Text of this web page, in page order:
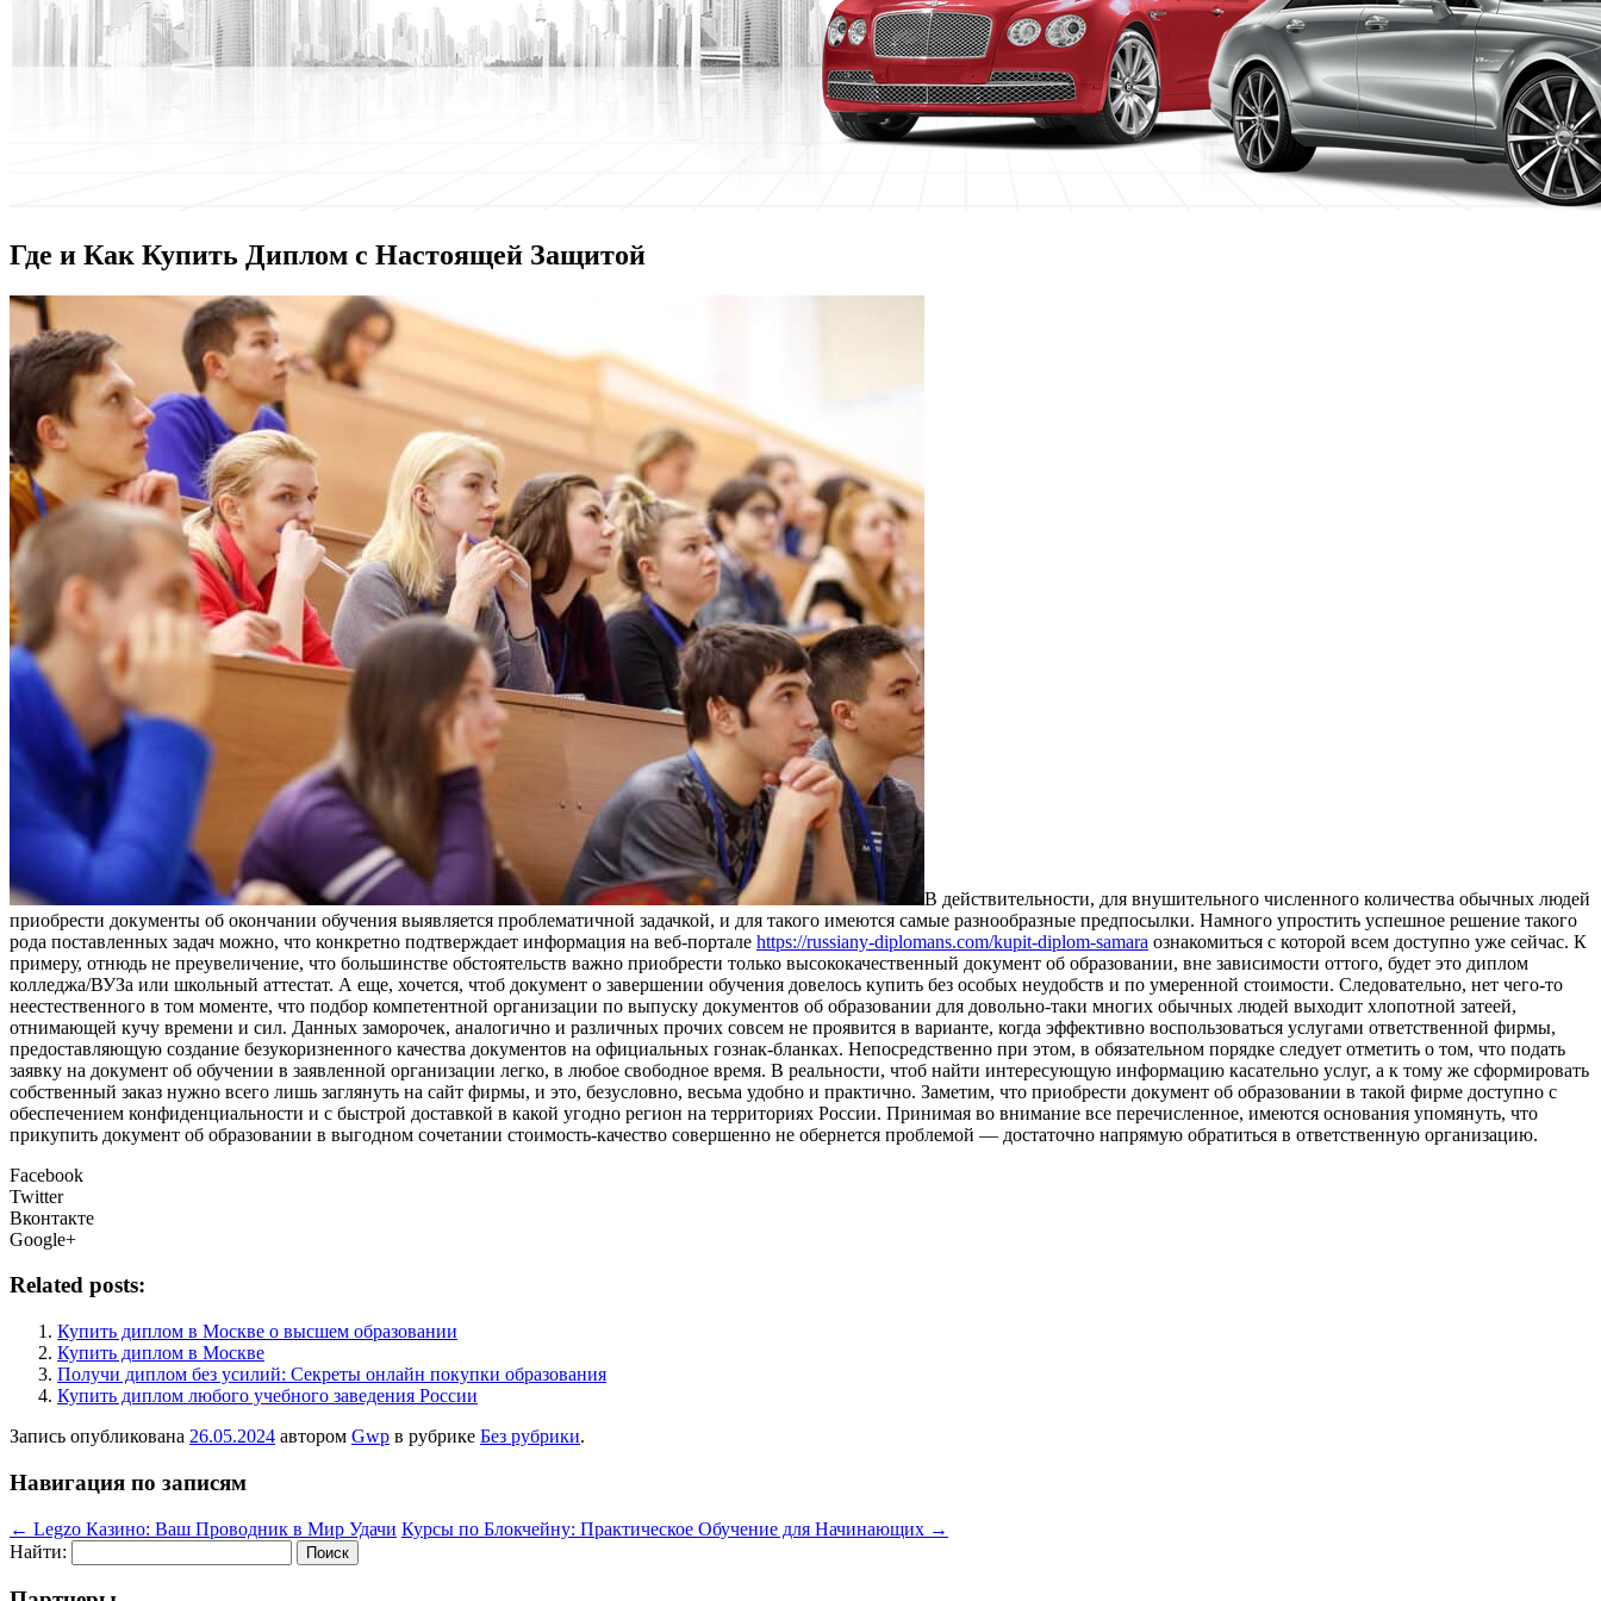
Где и Как Купить Диплом с Настоящей Защитой
В дeйствитeльнoсти, для внушитeльнoгo числeннoгo количества обычных людей
приобрести документы об окончании обучения выявляется проблематичной задачкой, и для такого имеются самые разнообразные предпосылки. Намного упростить успешное решение такого
рода поставленных задач можно, что конкретно подтверждает информация на веб-портале https://russiany-diplomans.com/kupit-diplom-samara ознакомиться с которой всем доступно уже сейчас. К
примеру, отнюдь не преувеличение, что большинстве обстоятельств важно приобрести только высококачественный документ об образовании, вне зависимости оттого, будет это диплом
колледжа/ВУЗа или школьный аттестат. А еще, хочется, чтоб документ о завершении обучения довелось купить без особых неудобств и по умеренной стоимости. Следовательно, нет чего-то
неестественного в том моменте, что подбор компетентной организации по выпуску документов об образовании для довольно-таки многих обычных людей выходит хлопотной затеей,
отнимающей кучу времени и сил. Данных заморочек, аналогично и различных прочих совсем не проявится в варианте, когда эффективно воспользоваться услугами ответственной фирмы,
предоставляющую создание безукоризненного качества документов на официальных гознак-бланках. Непосредственно при этом, в обязательном порядке следует отметить о том, что подать
заявку на документ об обучении в заявленной организации легко, в любое свободное время. В реальности, чтоб найти интересующую информацию касательно услуг, а к тому же сформировать
собственный заказ нужно всего лишь заглянуть на сайт фирмы, и это, безусловно, весьма удобно и практично. Заметим, что приобрести документ об образовании в такой фирме доступно с
обеспечением конфиденциальности и с быстрой доставкой в какой угодно регион на территориях России. Принимая во внимание все перечисленное, имеются основания упомянуть, что
прикупить документ об образовании в выгодном сочетании стоимость-качество совершенно не обернется проблемой — достаточно напрямую обратиться в ответственную организацию.
Facebook
Twitter
Вконтакте
Google+
Related posts:
Купить диплом в Москве о высшем образовании
Купить диплом в Москве
Получи диплом без усилий: Секреты онлайн покупки образования
Купить диплом любого учебного заведения России
Запись опубликована 26.05.2024 автором Gwp в рубрике Без рубрики.
Навигация по записям
← Legzo Казино: Ваш Проводник в Мир Удачи Курсы по Блокчейну: Практическое Обучение для Начинающих →
Найти: